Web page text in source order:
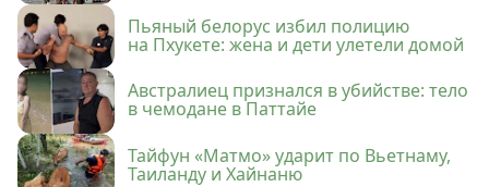
Пьяный белорус избил полицию
на Пхукете: жена и дети улетели домой
Австралиец признался в убийстве: тело
в чемодане в Паттайе
Тайфун «Матмо» ударит по Вьетнаму,
Таиланду и Хайнаню